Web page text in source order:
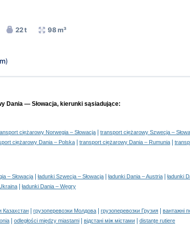
22 t 98 m³
)
Dania — Słowacja, kierunki sąsiadujące:
ciężarowy Norwegia – Słowacja transport ciężarowy Szwecja –
ciężarowy Dania – Polska transport ciężarowy Dania – Rumunia
– Słowacja ładunki Szwecja – Słowacja ładunki Dania – Austria ładunki
ładunki Dania – Węgry
Казахстан грузоперевозки Молдова грузоперевозки Грузия вантажні
odległości między miastami відстані між містами distanţe rutiere